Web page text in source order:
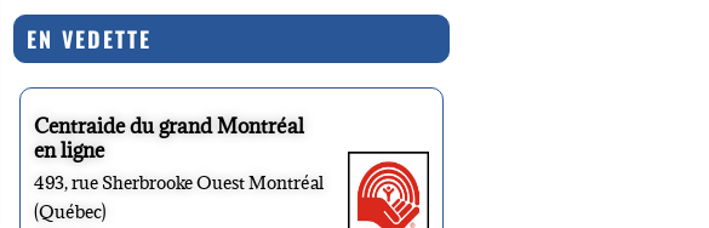
EN VEDETTE
Centraide du grand Montréal
en ligne
493, rue Sherbrooke Ouest Montréal
(Québec)